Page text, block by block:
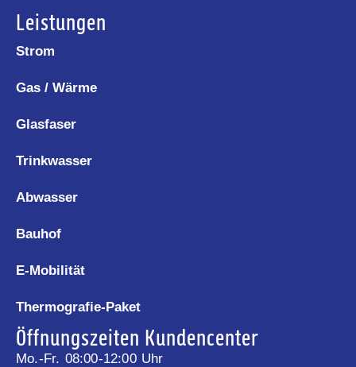
Leistungen
Strom
Gas / Wärme
Glasfaser
Trinkwasser
Abwasser
Bauhof
E-Mobilität
Thermografie-Paket
Öffnungszeiten Kundencenter
Mo.-Fr. 08:00-12:00 Uhr